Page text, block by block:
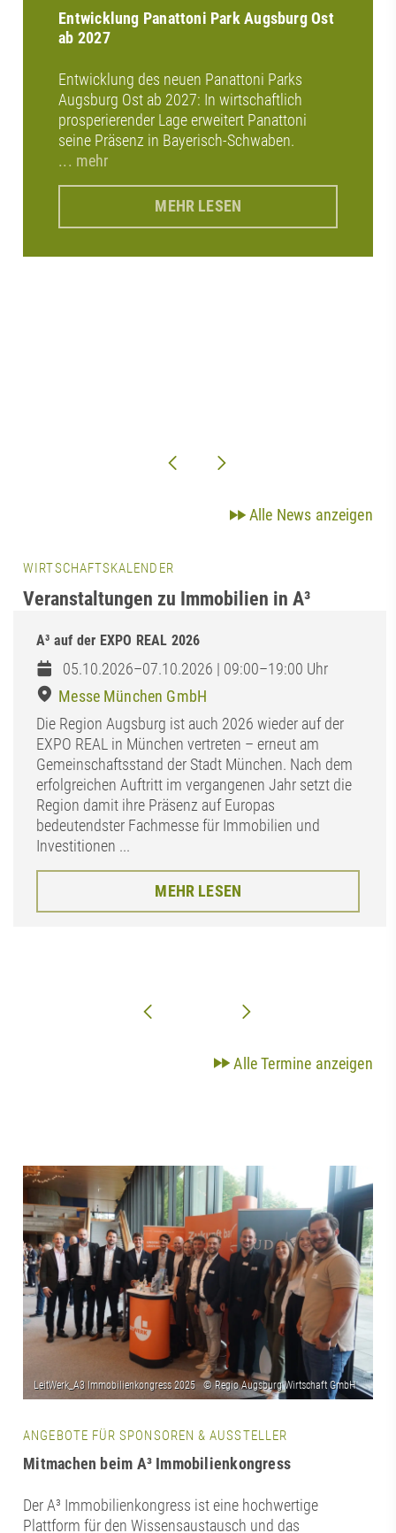
Entwicklung Panattoni Park Augsburg Ost
ab 2027
Entwicklung des neuen Panattoni Parks
Augsburg Ost ab 2027: In wirtschaftlich
prosperierender Lage erweitert Panattoni
seine Präsenz in Bayerisch-Schwaben.
... mehr
MEHR LESEN
Alle News anzeigen
WIRTSCHAFTSKALENDER
Veranstaltungen zu Immobilien in A³
A³ auf der EXPO REAL 2026
05.10.2026–07.10.2026 | 09:00–19:00 Uhr
Messe München GmbH
Die Region Augsburg ist auch 2026 wieder auf der
EXPO REAL in München vertreten – erneut am
Gemeinschaftsstand der Stadt München. Nach dem
erfolgreichen Auftritt im vergangenen Jahr setzt die
Region damit ihre Präsenz auf Europas
bedeutendster Fachmesse für Immobilien und
Investitionen ...
MEHR LESEN
Alle Termine anzeigen
ANGEBOTE FÜR SPONSOREN & AUSSTELLER
Mitmachen beim A³ Immobilienkongress
Der A³ Immobilienkongress ist eine hochwertige
Plattform für den Wissensaustausch und das